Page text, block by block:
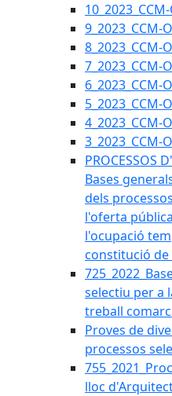
9_2023_CCM-
8_2023_CCM-
7_2023_CCM-
6_2023_CCM-
5_2023_CCM-
4_2023_CCM-
3_2023_CCM-
PROCESSOS
Bases
dels
l'oferta
l'ocupació
constitució de
selectiu per a
treball
Proves de
processos
lloc